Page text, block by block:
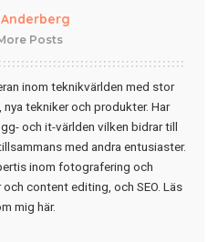
Posts
inom teknikvärlden med stor
tekniker och produkter. Har
och it-världen vilken bidrar till
med andra entusiaster.
inom fotografering och
content editing, och SEO. Läs
mig här.